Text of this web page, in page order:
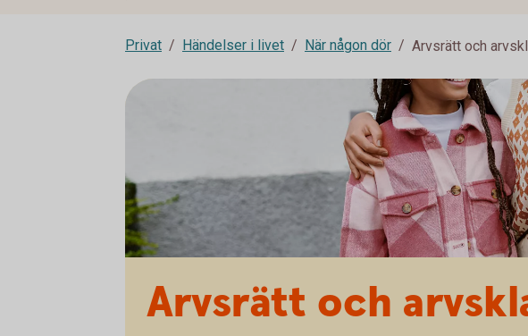
Privat Händelser i livet När någon dör Arvsrätt och
Arvsrätt och